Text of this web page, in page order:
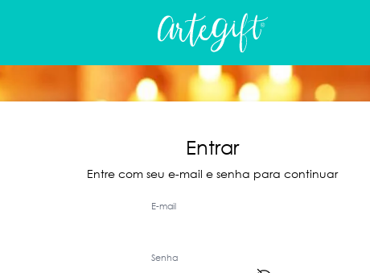
Entrar
Entre com seu e-mail e senha para continuar
E-mail
Senha